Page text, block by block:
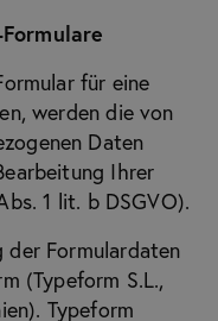
für eine
werden die von
Daten
Ihrer
1 lit. b DSGVO).
der Formulardaten
(Typeform S.L.,
Typeform